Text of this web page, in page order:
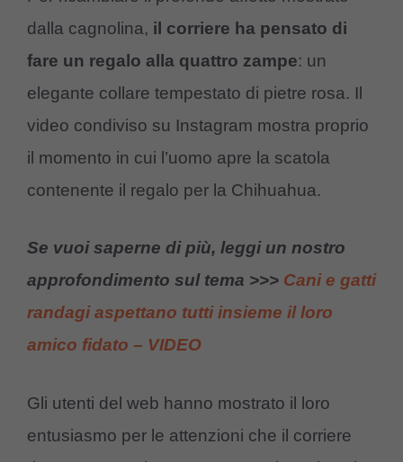
dalla cagnolina, il corriere ha pensato di
fare un regalo alla quattro zampe: un
elegante collare tempestato di pietre rosa. Il
video condiviso su Instagram mostra proprio
il momento in cui l’uomo apre la scatola
contenente il regalo per la Chihuahua.
Se vuoi saperne di più, leggi un nostro
approfondimento sul tema >>> Cani e gatti
randagi aspettano tutti insieme il loro
amico fidato – VIDEO
Gli utenti del web hanno mostrato il loro
entusiasmo per le attenzioni che il corriere